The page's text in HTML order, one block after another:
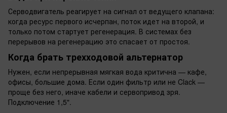
Серводвигатель реагирует на сигнал от ведущего клапана:
когда ресурс первого исчерпан, поток идет на второй, и
только потом стартует регенерация. В системах без
перерывов на регенерацию это спасает от простоя.
Когда брать трехходовой альтернатор
Нужен, если непрерывная мягкая вода критична — кафе,
офисы, большие дома. Если один фильтр или не Clack —
проще без него, иначе кабели и сервопривод зря.
Подключение 1,5".